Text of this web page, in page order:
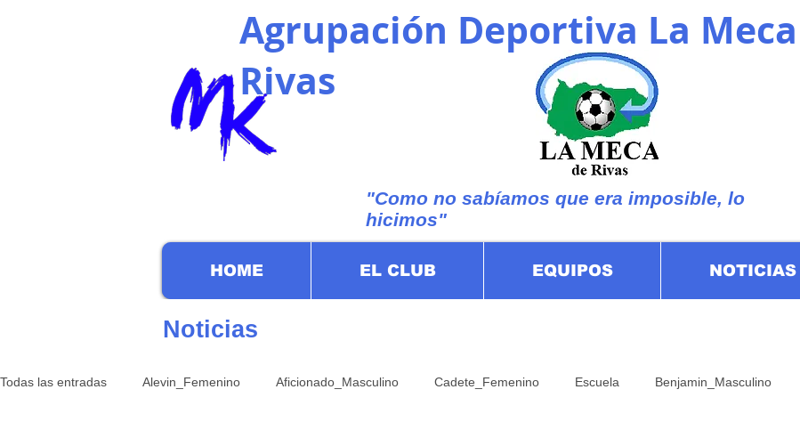
Agrupación Deportiva La
Rivas
"Como no sabíamos que era imposible, lo
hicimos"
HOME EL CLUB EQUIPOS NOTICIAS
Noticias
Todas las entradas Alevin_Femenino Aficionado_Masculino Cadete_Femenino Escuela Benjamin_Masculino